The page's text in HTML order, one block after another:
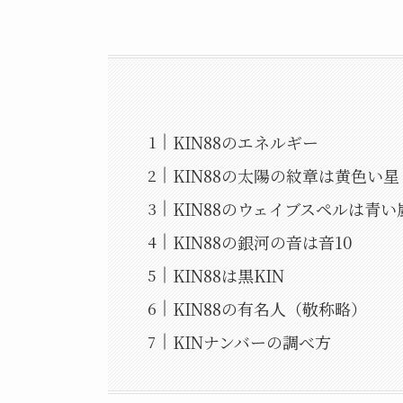
KIN88のエネルギー
KIN88の太陽の紋章は黄色い星
KIN88のウェイブスペルは青い
KIN88の銀河の音は音10
KIN88は黒KIN
KIN88の有名人（敬称略）
KINナンバーの調べ方